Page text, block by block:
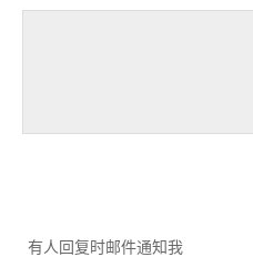
有人回复时邮件通知我